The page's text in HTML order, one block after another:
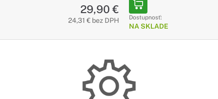
29,90 €
24,31 € bez DPH Dostupnosť:
NA SKLADE